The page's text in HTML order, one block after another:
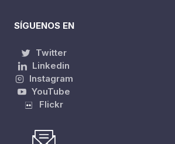
SÍGUENOS EN
Twitter
Linkedin
Instagram
YouTube
Flickr